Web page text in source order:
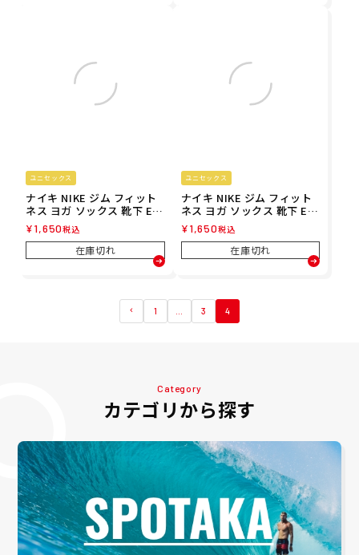
ユニセックス
ナイキ NIKE ジム フィット
ネス ヨガ ソックス 靴下 Ev
eryday Cushioned SX766
7-100 メンズ レディース ユ
ニセックス
¥1,650税込
在庫切れ
ユニセックス
ナイキ NIKE ジム フィット
ネス ヨガ ソックス 靴下 Ev
eryday Cushioned SX766
4-100 メンズ レディース ユ
ニセックス
¥1,650税込
在庫切れ
1 3 4
Category
カテゴリから探す